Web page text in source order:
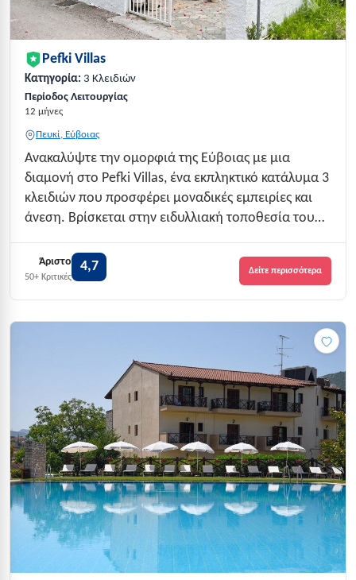
Pefki Villas
Κατηγορία: 3 Κλειδιών
Περίοδος Λειτουργίας
12 μήνες
Πευκί, Εύβοιας
Ανακαλύψτε την ομορφιά της Εύβοιας με μια
διαμονή στο Pefki Villas, ένα εκπληκτικό κατάλυμα 3
κλειδιών που προσφέρει μοναδικές εμπειρίες και
άνεση. Βρίσκεται στην ειδυλλιακή τοποθεσία του
Villas αποτελεί την ιδανική επιλογή για οικογένειες
και ζευγάρια που επιθυμ...
Άριστο
50+ Κριτικές
4,7 Δείτε περισσότερα